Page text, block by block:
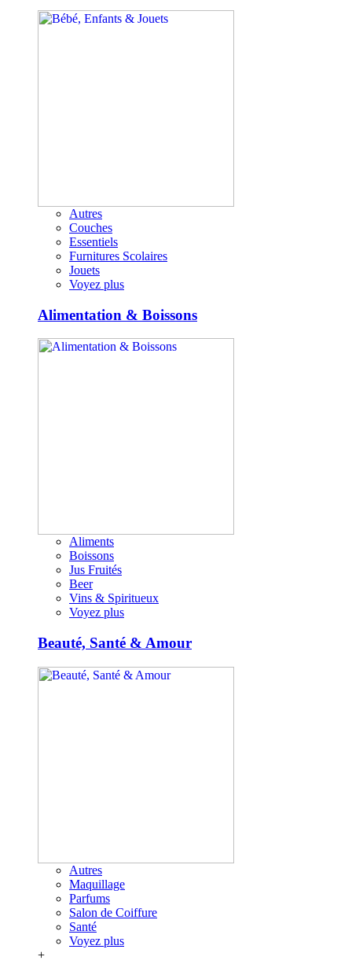
Autres
Couches
Essentiels
Furnitures Scolaires
Jouets
Voyez plus
Alimentation & Boissons
Aliments
Boissons
Jus Fruités
Beer
Vins & Spiritueux
Voyez plus
Beauté, Santé & Amour
Autres
Maquillage
Parfums
Salon de Coiffure
Santé
Voyez plus
+